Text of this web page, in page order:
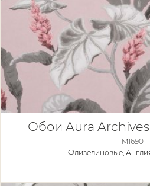
Обои Aura Archives
M1690
Флизелиновые,